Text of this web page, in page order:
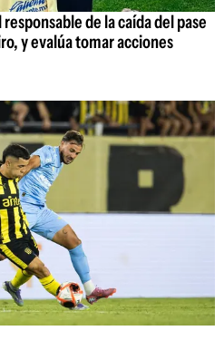
de la caída del pase
y evalúa tomar acciones